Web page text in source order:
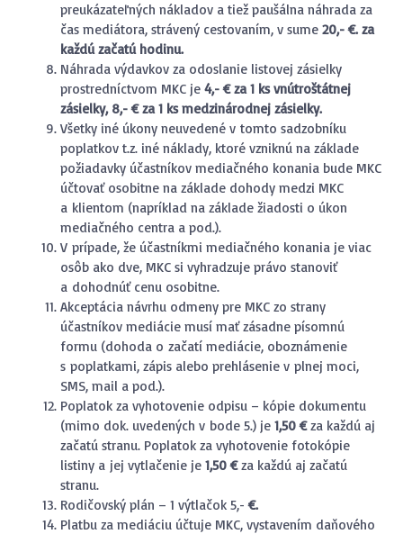
preukázateľných nákladov a tiež paušálna náhrada za
čas mediátora, strávený cestovaním, v sume 20,- €. za
každú začatú hodinu.
Náhrada výdavkov za odoslanie listovej zásielky
prostredníctvom MKC je 4,- € za 1 ks vnútroštátnej
zásielky, 8,- € za 1 ks medzinárodnej zásielky.
Všetky iné úkony neuvedené v tomto sadzobníku
poplatkov t.z. iné náklady, ktoré vzniknú na základe
požiadavky účastníkov mediačného konania bude MKC
účtovať osobitne na základe dohody medzi MKC
a klientom (napríklad na základe žiadosti o úkon
mediačného centra a pod.).
V prípade, že účastníkmi mediačného konania je viac
osôb ako dve, MKC si vyhradzuje právo stanoviť
a dohodnúť cenu osobitne.
Akceptácia návrhu odmeny pre MKC zo strany
účastníkov mediácie musí mať zásadne písomnú
formu (dohoda o začatí mediácie, oboznámenie
s poplatkami, zápis alebo prehlásenie v plnej moci,
SMS, mail a pod.).
Poplatok za vyhotovenie odpisu – kópie dokumentu
(mimo dok. uvedených v bode 5.) je 1,50 €za každú aj
začatú stranu. Poplatok za vyhotovenie fotokópie
listiny a jej vytlačenie je 1,50 €za každú aj začatú
stranu.
Rodičovský plán – 1 výtlačok 5,-€.
Platbu za mediáciu účtuje MKC, vystavením daňového